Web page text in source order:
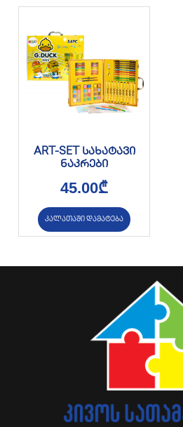
ART-SET სახატავი
ნაკრები
45.00₾
კალათაში დამატება